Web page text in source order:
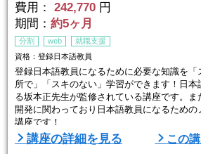
費用：
242,770 円
期間： 約5ヶ月
分割 web
就職支援
資格：登録日本語教員
登録日本語教員になるために必要な知識を
所で」「スキのない」学習ができます！日
る坂本正先生が監修されている講座です。
開発に関わっており日本語教員になるため
講座です！
講座の詳細を見る この